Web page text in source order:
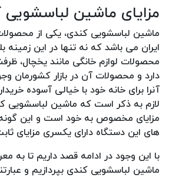
مزایای ماشین
ماشین لباسشویی کندی، یکی از
ایران می باشد که نه تنها در این زمینه
محصولات لوازم خانگی مانند یخچال،
دارد و محصولات آن در بازار کشورمان
آنرا برای خانه خود با خیالی آسوده
لازم به ذکر است که ماشین لباسشویی
مزایای مخصوص به خود است و این
های این دستگاه دارای یکسری مزایای
با این وجود در ادامه قصد داریم تا به
ماشین لباسشویی کندی بپردازیم و